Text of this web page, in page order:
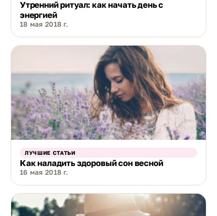
Утренний ритуал: как начать день с
энергией
18 мая 2018 г.
ЛУЧШИЕ СТАТЬИ
Как наладить здоровый сон весной
16 мая 2018 г.